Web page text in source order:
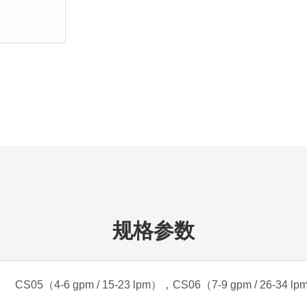
规格参数
CS05（4-6 gpm / 15-23 lpm），CS06（7-9 gpm / 26-34